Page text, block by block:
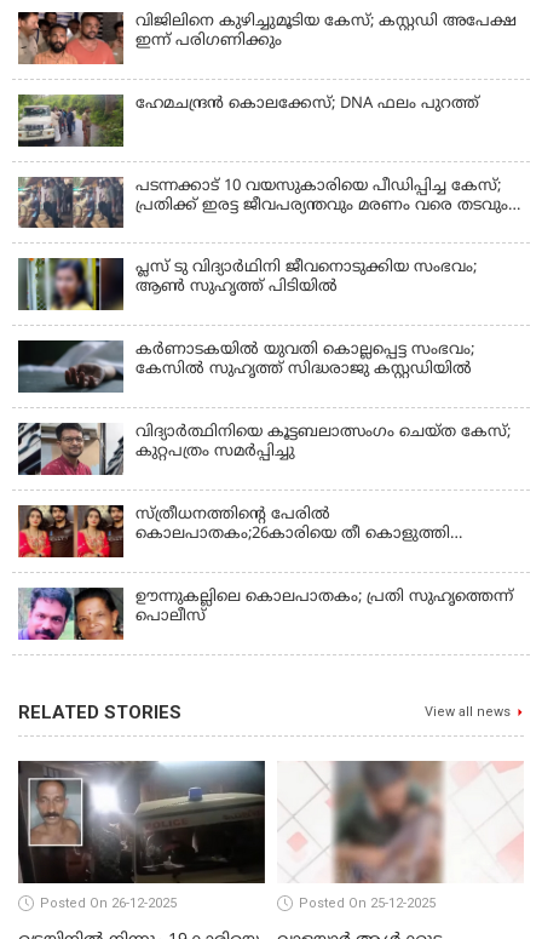
വിജിലിനെ കുഴിച്ചുമൂടിയ കേസ്; കസ്റ്റഡി അപേക്ഷ
ഇന്ന് പരിഗണിക്കും
ഹേമചന്ദ്രൻ കൊലക്കേസ്; DNA ഫലം പുറത്ത്
പടന്നക്കാട് 10 വയസുകാരിയെ പീഡിപ്പിച്ച കേസ്;
പ്രതിക്ക് ഇരട്ട ജീവപര്യന്തവും മരണം വരെ തടവും
പ്ലസ് ടു വിദ്യാര്‍ഥിനി ജീവനൊടുക്കിയ സംഭവം;
ആണ്‍ സുഹൃത്ത് പിടിയില്‍
കര്‍ണാടകയില്‍ യുവതി കൊല്ലപ്പെട്ട സംഭവം;
കേസില്‍ സുഹൃത്ത് സിദ്ധരാജു കസ്റ്റഡിയില്‍
വിദ്യാർത്ഥിനിയെ കൂട്ടബലാത്സംഗം ചെയ്ത കേസ്;
കുറ്റപത്രം സമര്‍പ്പിച്ചു
സ്ത്രീധനത്തിന്റെ പേരില്‍
കൊലപാതകം;26കാരിയെ തീ കൊളുത്തി
ഊന്നുകല്ലിലെ കൊലപാതകം; പ്രതി സുഹൃത്തെന്ന്
പൊലീസ്
RELATED STORIES View all news
Posted On 26-12-2025 Posted On 25-12-2025